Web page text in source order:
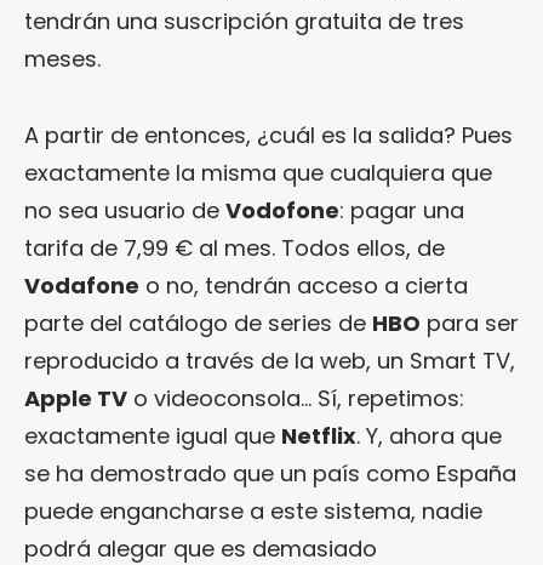
tendrán una suscripción gratuita de tres
meses.
A partir de entonces, ¿cuál es la salida? Pues
exactamente la misma que cualquiera que
no sea usuario de Vodofone: pagar una
tarifa de 7,99 € al mes. Todos ellos, de
Vodafone o no, tendrán acceso a cierta
parte del catálogo de series de HBO para ser
reproducido a través de la web, un Smart TV,
Apple TV o videoconsola… Sí, repetimos:
exactamente igual que Netflix. Y, ahora que
se ha demostrado que un país como España
puede engancharse a este sistema, nadie
podrá alegar que es demasiado